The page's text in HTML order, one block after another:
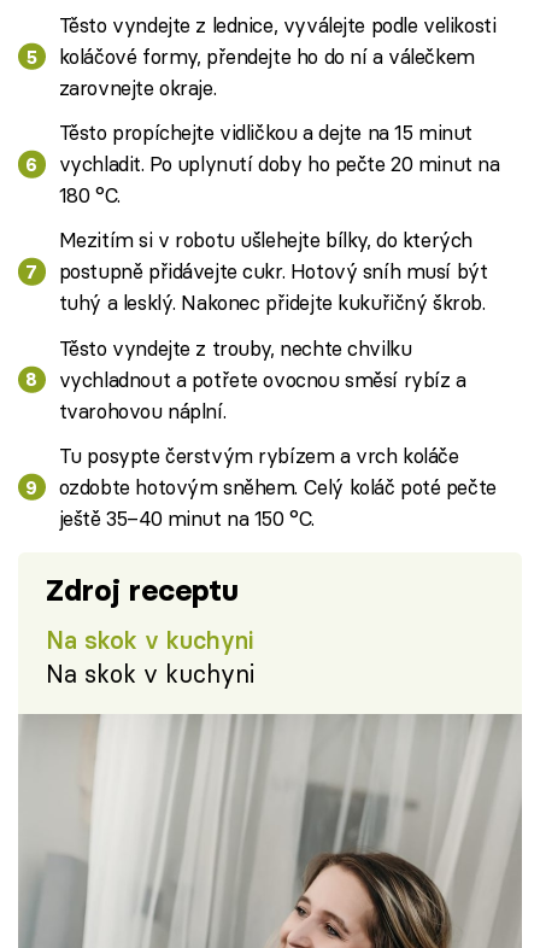
Těsto vyndejte z lednice, vyválejte podle velikosti
koláčové formy, přendejte ho do ní a válečkem
zarovnejte okraje.
Těsto propíchejte vidličkou a dejte na 15 minut
vychladit. Po uplynutí doby ho pečte 20 minut na
180 °C.
Mezitím si v robotu ušlehejte bílky, do kterých
postupně přidávejte cukr. Hotový sníh musí být
tuhý a lesklý. Nakonec přidejte kukuřičný škrob.
Těsto vyndejte z trouby, nechte chvilku
vychladnout a potřete ovocnou směsí rybíz a
tvarohovou náplní.
Tu posypte čerstvým rybízem a vrch koláče
ozdobte hotovým sněhem. Celý koláč poté pečte
ještě 35–40 minut na 150 °C.
Zdroj receptu
Na skok v kuchyni
Na skok v kuchyni